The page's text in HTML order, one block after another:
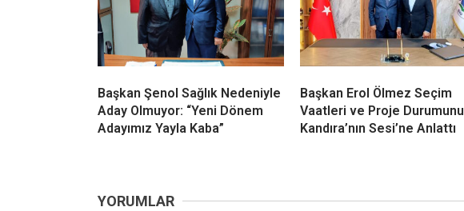
Başkan Şenol Sağlık Nedeniyle
Aday Olmuyor: “Yeni Dönem
Adayımız Yayla Kaba”
Başkan Erol Ölmez Seçim
Vaatleri ve Proje Durumunu
Kandıra’nın Sesi’ne Anlattı
YORUMLAR